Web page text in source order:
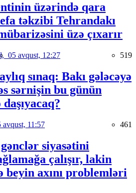
üzərində qara
təkzibi Tehrandakı
üzə çıxarır
05 avqust, 12:27 519
sınaq: Bakı gələcəyə
sərnişin bu günün
avqust, 11:57 461
siyasətini
çalışır, lakin
beyin axını problemləri